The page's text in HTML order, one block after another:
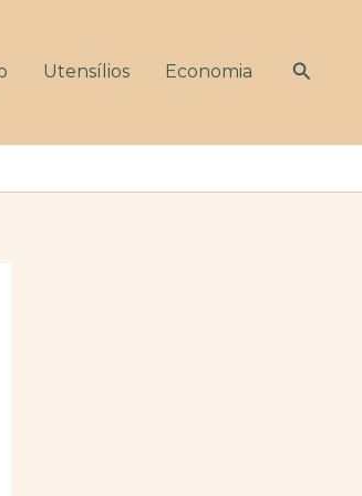
Utensílios Economia